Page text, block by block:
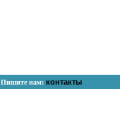
Пишите нам: контакты